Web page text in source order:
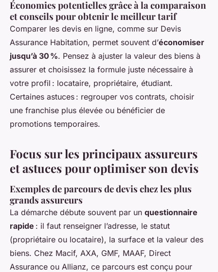
Économies potentielles grâce à la comparaison
et conseils pour obtenir le meilleur tarif
Comparer les devis en ligne, comme sur Devis
Assurance Habitation, permet souvent d’économiser
jusqu’à 30 %. Pensez à ajuster la valeur des biens à
assurer et choisissez la formule juste nécessaire à
votre profil : locataire, propriétaire, étudiant.
Certaines astuces : regrouper vos contrats, choisir
une franchise plus élevée ou bénéficier de
promotions temporaires.
Focus sur les principaux assureurs
et astuces pour optimiser son devis
Exemples de parcours de devis chez les plus
grands assureurs
La démarche débute souvent par un questionnaire
rapide : il faut renseigner l’adresse, le statut
(propriétaire ou locataire), la surface et la valeur des
biens. Chez Macif, AXA, GMF, MAAF, Direct
Assurance ou Allianz, ce parcours est conçu pour